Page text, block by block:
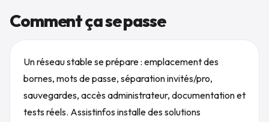
Comment ça se passe
Un réseau stable se prépare : emplacement des
bornes, mots de passe, séparation invités/pro,
sauvegardes, accès administrateur, documentation et
tests réels. Assistinfos installe des solutions